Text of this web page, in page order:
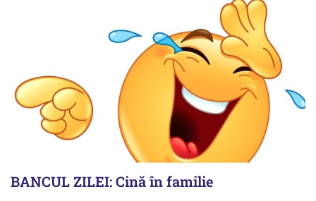
BANCUL ZILEI: Cină în familie